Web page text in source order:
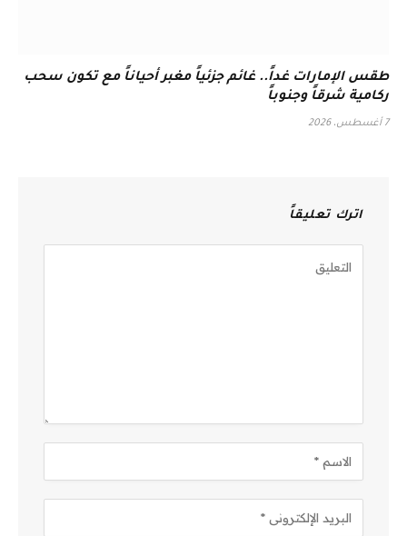
طقس الإمارات غداً.. غائم جزئياً مغبر أحياناً مع تكون سحب
ركامية شرقاً وجنوباً
7 أغسطس، 2026
اترك تعليقاً